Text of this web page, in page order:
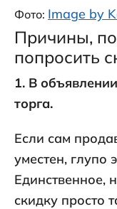
Фото: Image by
Причины,
попросить
1. В
торга.
Если сам
уместен, глупо
Единственное,
скидку просто